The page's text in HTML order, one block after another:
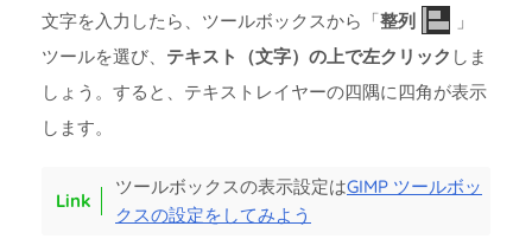
文字を入力したら、ツールボックスから「整列
」
ツールを選び、 テキスト（文字）の上で左クリック しま
しょう。すると、テキストレイヤーの四隅に四角が表示
します。
ツールボックスの表示設定はGIMP ツールボッ
クスの設定をしてみよう